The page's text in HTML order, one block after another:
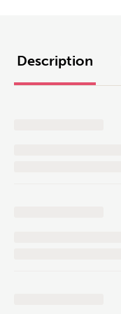
Description